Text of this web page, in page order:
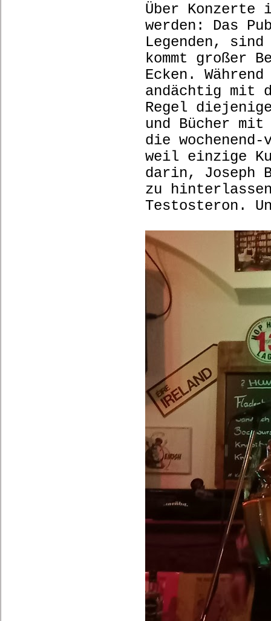
Über Konzerte
werden: Das
Legenden,
kommt großer
Ecken.
andächtig mit
Regel
und Bücher mit
die
weil einzige
darin, Joseph
zu
Testosteron.